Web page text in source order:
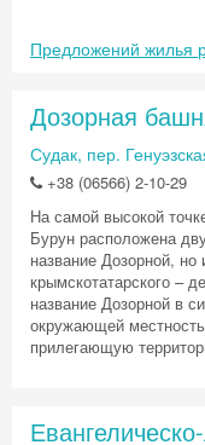
Предложений жилья
Дозорная
Судак, пер.
+38 (06566) 2-10-29
На самой высокой
Бурун расположена
название Дозорной,
крымскотатарского –
название Дозорной в
окружающей
прилегающую